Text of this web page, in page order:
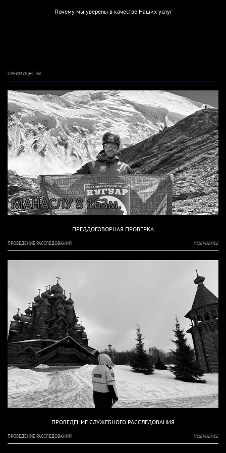
Почему мы уверены в качестве Наших услуг
ПРЕИМУЩЕСТВА
ПРЕДДОГОВОРНАЯ ПРОВЕРКА
ПРОВЕДЕНИЕ РАССЛЕДОВАНИЙ ПОДРОБНЕЕ
ПРОВЕДЕНИЕ СЛУЖЕБНОГО РАССЛЕДОВАНИЯ
ПРОВЕДЕНИЕ РАССЛЕДОВАНИЙ ПОДРОБНЕЕ